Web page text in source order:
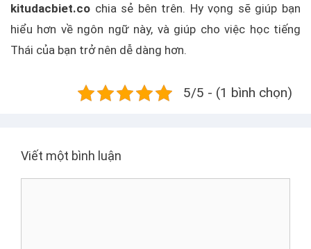
kitudacbiet.co chia sẻ bên trên. Hy vọng sẽ giúp bạn
hiểu hơn về ngôn ngữ này, và giúp cho việc học tiếng
Thái của bạn trở nên dễ dàng hơn.
5/5 - (1 bình chọn)
Viết một bình luận